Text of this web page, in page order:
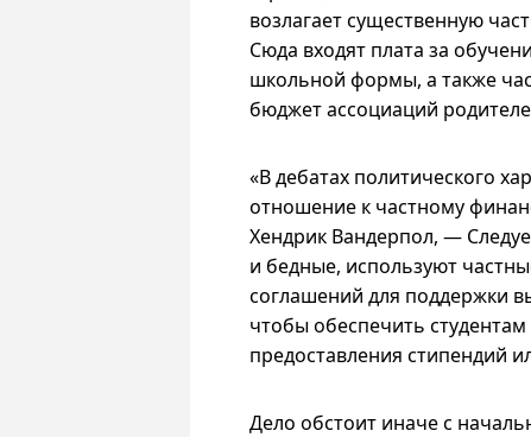
возлагает существенную
Сюда входят плата за
школьной формы, а также
бюджет ассоциаций
«В дебатах политического
отношение к частному
Хендрик Вандерпол, —
и бедные, используют
соглашений для поддержки
чтобы обеспечить
предоставления стипендий
Дело обстоит иначе с